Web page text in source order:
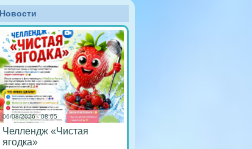
Новости
06/08/2026 - 08:05
Челлендж «Чистая
ягодка»